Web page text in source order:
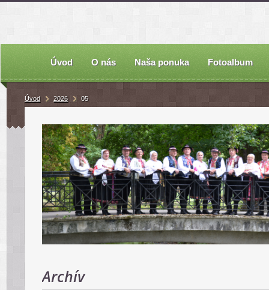
Úvod O nás Naša ponuka Fotoalbum
Úvod 2026 05
Archív